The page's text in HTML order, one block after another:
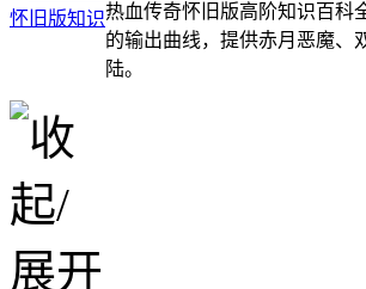
热血传奇怀旧版高阶知识百科
的输出曲线，提供赤月恶魔、
陆。